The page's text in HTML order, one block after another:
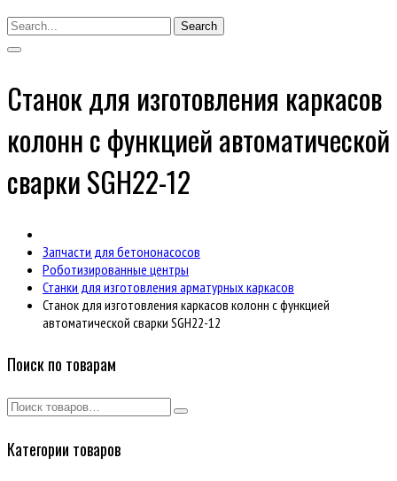
Search
Станок для изготовления каркасов
колонн с функцией автоматической
сварки SGH22-12
Запчасти для бетононасосов
Роботизированные центры
Станки для изготовления арматурных каркасов
Станок для изготовления каркасов колонн с функцией
автоматической сварки SGH22-12
Поиск по товарам
Категории товаров